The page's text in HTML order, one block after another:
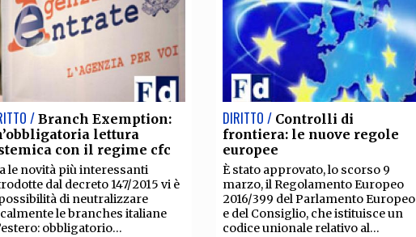
/ Branch Exemption:
lettura
con il regime cfc
le novità più interessanti
dal decreto 147/2015 vi è
di neutralizzare
le branches italiane
obbligatorio...
DIRITTO / Controlli di
frontiera: le nuove regole
europee
È stato approvato, lo scorso 9
marzo, il Regolamento Europeo
2016/399 del Parlamento Europeo
e del Consiglio, che istituisce un
codice unionale relativo al...